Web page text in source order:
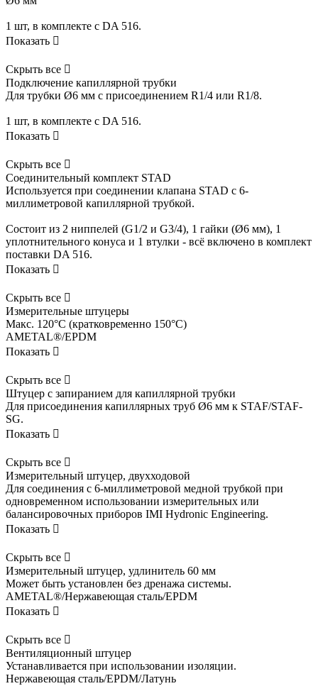
1 шт, в комплекте c DA 516.
Показать 
Скрыть все 
Подключение капиллярной трубки
Для трубки Ø6 мм с присоединением R1/4 или R1/8.
1 шт, в комплекте c DA 516.
Показать 
Скрыть все 
Соединительный комплект STAD
Используется при соединении клапана STAD с 6-
миллиметровой капиллярной трубкой.
Состоит из 2 ниппелей (G1/2 и G3/4), 1 гайки (Ø6 мм), 1
уплотнительного конуса и 1 втулки - всё включено в комплект
поставки DA 516.
Показать 
Скрыть все 
Измерительные штуцеры
Макс. 120°C (кратковременно 150°C)
AMETAL®/EPDM
Показать 
Скрыть все 
Штуцер с запиранием для капиллярной трубки
Для присоединения капиллярных труб Ø6 мм к STAF/STAF-
SG.
Показать 
Скрыть все 
Измерительный штуцер, двухходовой
Для соединения с 6-миллиметровой медной трубкой при
одновременном использовании измерительных или
балансировочных приборов IMI Hydronic Engineering.
Показать 
Скрыть все 
Измерительный штуцер, удлинитель 60 мм
Может быть установлен без дренажа системы.
AMETAL®/Нержавеющая сталь/EPDM
Показать 
Скрыть все 
Вентиляционный штуцер
Устанавливается при использовании изоляции.
Нержавеющая сталь/EPDM/Латунь